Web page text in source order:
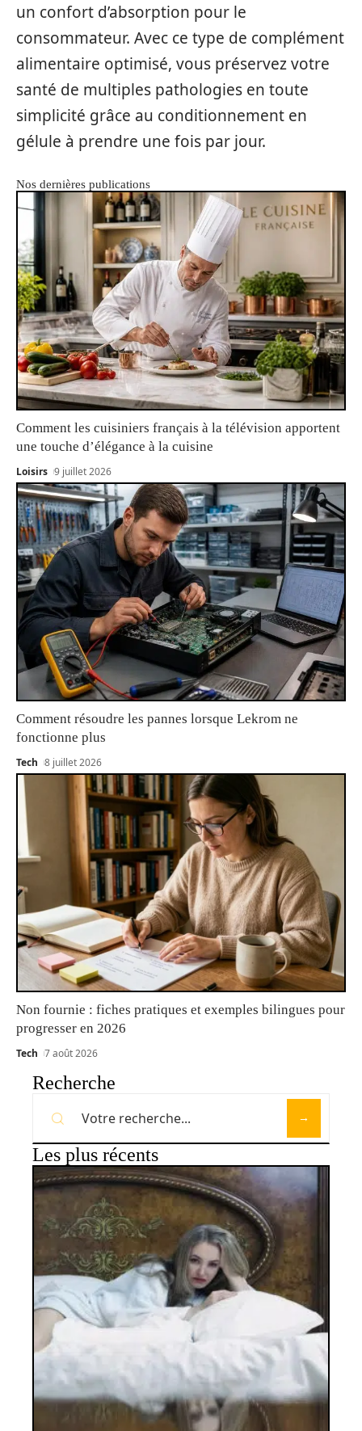
un confort d’absorption pour le
consommateur. Avec ce type de complément
alimentaire optimisé, vous préservez votre
santé de multiples pathologies en toute
simplicité grâce au conditionnement en
gélule à prendre une fois par jour.
Nos dernières publications
Comment les cuisiniers français à la télévision apportent
une touche d’élégance à la cuisine
Loisirs 9 juillet 2026
Comment résoudre les pannes lorsque Lekrom ne
fonctionne plus
Tech 8 juillet 2026
Non fournie : fiches pratiques et exemples bilingues pour
progresser en 2026
Tech 7 août 2026
Recherche
Les plus récents